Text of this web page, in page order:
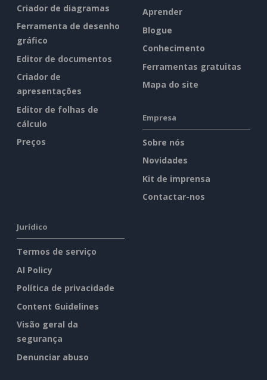
Criador de diagramas
Ferramenta de desenho
gráfico
Editor de documentos
Criador de
apresentações
Editor de folhas de
cálculo
Preços
Aprender
Blogue
Conhecimento
Ferramentas gratuitas
Mapa do site
Empresa
Sobre nós
Novidades
Kit de imprensa
Contactar-nos
Jurídico
Termos de serviço
AI Policy
Política de privacidade
Content Guidelines
Visão geral da
segurança
Denunciar abuso